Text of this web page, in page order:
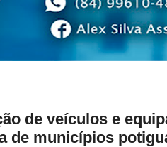
de veículos e
de municípios